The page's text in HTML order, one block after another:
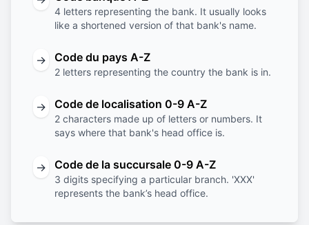
4 letters representing the bank. It usually looks
like a shortened version of that bank's name.
→ Code du pays A-Z
2 letters representing the country the bank is in.
→ Code de localisation 0-9 A-Z
2 characters made up of letters or numbers. It
says where that bank's head office is.
→ Code de la succursale 0-9 A-Z
3 digits specifying a particular branch. 'XXX'
represents the bank’s head office.